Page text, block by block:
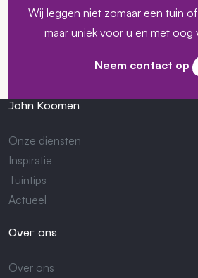
Wij leggen niet zomaar een tuin
maar uniek voor u en met oog
Neem contact op
John Koomen
Onze diensten
Inspiratie
Tuintips
Actueel
Over ons
Over ons